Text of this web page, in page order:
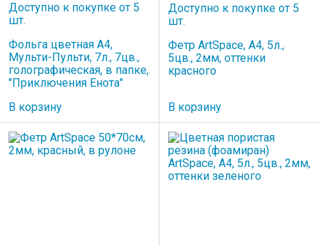
Доступно к покупке от 5
шт.
Фольга цветная А4,
Мульти-Пульти, 7л., 7цв.,
голографическая, в папке,
"Приключения Енота"
В корзину
Доступно к покупке от 5
шт.
Фетр ArtSpace, А4, 5л.,
5цв., 2мм, оттенки
красного
В корзину